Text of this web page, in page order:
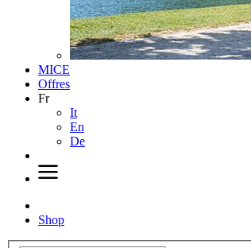
MICE
Offres
Fr
It
En
De
Shop